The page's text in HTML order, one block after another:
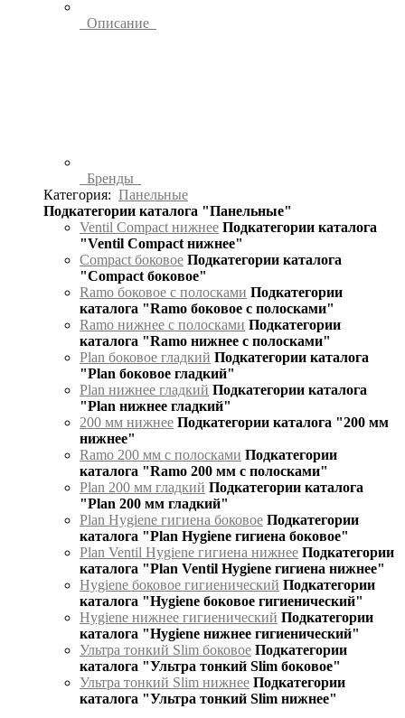
Описание
Бренды
Категория: Панельные
Подкатегории каталога "Панельные"
Ventil Compact нижнее Подкатегории каталога
"Ventil Compact нижнее"
Compact боковое Подкатегории каталога
"Compact боковое"
Ramo боковое с полосками Подкатегории
каталога "Ramo боковое с полосками"
Ramo нижнее с полосками Подкатегории
каталога "Ramo нижнее с полосками"
Plan боковое гладкий Подкатегории каталога
"Plan боковое гладкий"
Plan нижнее гладкий Подкатегории каталога
"Plan нижнее гладкий"
200 мм нижнее Подкатегории каталога "200 мм
нижнее"
Ramo 200 мм с полосками Подкатегории
каталога "Ramo 200 мм с полосками"
Plan 200 мм гладкий Подкатегории каталога
"Plan 200 мм гладкий"
Plan Hygiene гигиена боковое Подкатегории
каталога "Plan Hygiene гигиена боковое"
Plan Ventil Hygiene гигиена нижнее Подкатегории
каталога "Plan Ventil Hygiene гигиена нижнее"
Hygiene боковое гигиенический Подкатегории
каталога "Hygiene боковое гигиенический"
Hygiene нижнее гигиенический Подкатегории
каталога "Hygiene нижнее гигиенический"
Ультра тонкий Slim боковое Подкатегории
каталога "Ультра тонкий Slim боковое"
Ультра тонкий Slim нижнее Подкатегории
каталога "Ультра тонкий Slim нижнее"